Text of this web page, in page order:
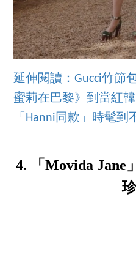
延伸閱讀：Gucci竹節
蜜莉在巴黎》到當紅韓
「Hanni同款」時髦到
4. 「Movida Jane